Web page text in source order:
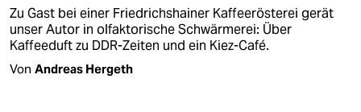
Zu Gast bei einer Friedrichshainer Kaffeerösterei gerät
unser Autor in olfaktorische Schwärmerei: Über
Kaffeeduft zu DDR-Zeiten und ein Kiez-Café.
Von Andreas Hergeth